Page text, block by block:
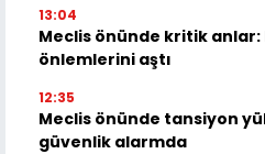
13:04
Meclis önünde kritik
önlemlerini aştı
12:35
Meclis önünde tansiyon
güvenlik alarmda